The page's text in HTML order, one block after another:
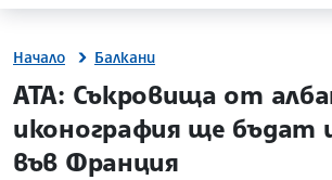
Начало Балкани
site.bta
АТА: Съкровища от
иконография ще бъдат
във Франция